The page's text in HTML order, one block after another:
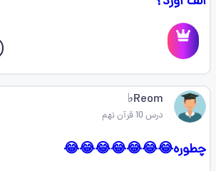
Reom♭
درس 10 قرآن نهم
چطوره😂😂😂😂😂😂😂